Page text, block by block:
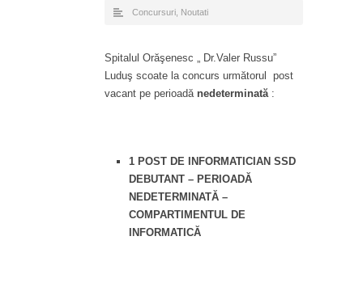
Concursuri Noutati
Spitalul Orăşenesc „ Dr.Valer Russu”
Luduş scoate la concurs următorul post
vacant pe perioadă nedeterminată :
1 POST DE INFORMATICIAN SSD
DEBUTANT – PERIOADĂ
NEDETERMINATĂ –
COMPARTIMENTUL DE
INFORMATICĂ